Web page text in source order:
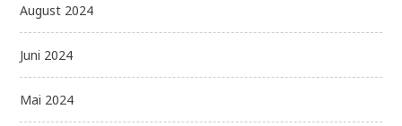
August 2024
Juni 2024
Mai 2024